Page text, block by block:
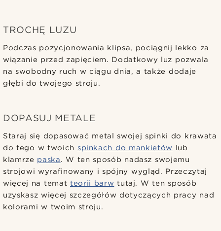
TROCHĘ LUZU
Podczas pozycjonowania klipsa, pociągnij lekko za
wiązanie przed zapięciem. Dodatkowy luz pozwala
na swobodny ruch w ciągu dnia, a także dodaje
głębi do twojego stroju.
DOPASUJ METALE
Staraj się dopasować metal swojej spinki do krawata
do tego w twoich spinkach do mankietów lub
klamrze paska. W ten sposób nadasz swojemu
strojowi wyrafinowany i spójny wygląd. Przeczytaj
więcej na tematteorii barw tutaj. W ten sposób
uzyskasz więcej szczegółów dotyczących pracy nad
kolorami w twoim stroju.